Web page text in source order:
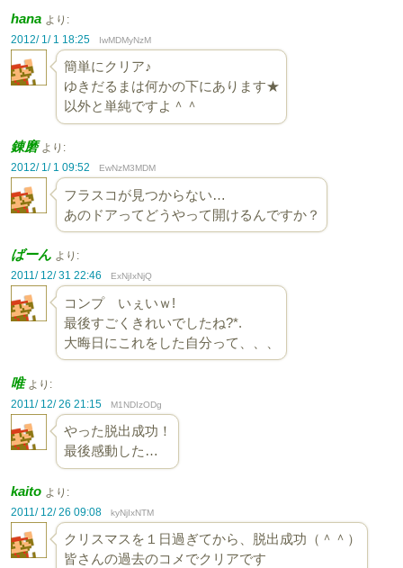
hana より:
2012/ 1/ 1 18:25
IwMDMyNzM
簡単にクリア♪
ゆきだるまは何かの下にあります★
以外と単純ですよ＾＾
錬磨 より:
2012/ 1/ 1 09:52
EwNzM3MDM
フラスコが見つからない…
あのドアってどうやって開けるんですか？
ばーん より:
2011/ 12/ 31 22:46
ExNjIxNjQ
コンプ いぇいｗ!
最後すごくきれいでしたね?*.
大晦日にこれをした自分って、、、
唯 より:
2011/ 12/ 26 21:15
M1NDIzODg
やった脱出成功！
最後感動した…
kaito より:
2011/ 12/ 26 09:08
kyNjIxNTM
クリスマスを１日過ぎてから、脱出成功（＾＾）
皆さんの過去のコメでクリアです